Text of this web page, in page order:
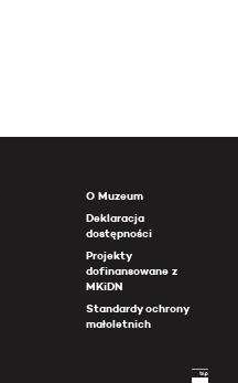
O Muzeum
Deklaracja
dostępności
Projekty
dofinansowane z
MKiDN
Standardy ochrony
małoletnich